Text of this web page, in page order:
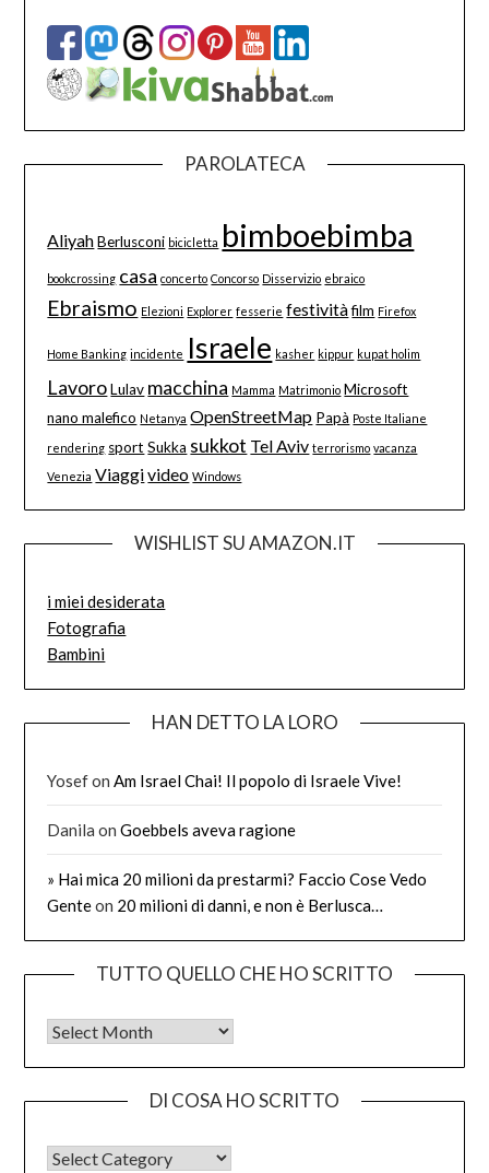
PAROLATECA
Aliyah Berlusconi bicicletta bimboebimba
bookcrossing casa concerto Concorso Disservizio ebraico
Ebraismo Elezioni Explorer fesserie festività film Firefox
Home Banking incidente Israele kasher kippur kupat holim
Lavoro Lulav macchina Mamma Matrimonio Microsoft
nano malefico Netanya OpenStreetMap Papà Poste Italiane
rendering sport Sukka sukkot Tel Aviv terrorismo vacanza
Venezia Viaggivideo Windows
WISHLIST SU AMAZON.IT
i miei desiderata
Fotografia
Bambini
HAN DETTO LA LORO
Yosefon Am Israel Chai! Il popolo di Israele Vive!
Danila onGoebbels aveva ragione
» Hai mica 20 milioni da prestarmi? Faccio Cose Vedo
Genteon 20 milioni di danni, e non è Berlusca…
TUTTO QUELLO CHE HO SCRITTO
Tutto quello che ho scritto
DI COSA HO SCRITTO
DI COSA HO SCRITTO